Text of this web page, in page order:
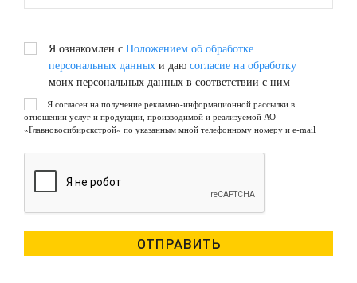
Я ознакомлен с Положением об обработке
персональных данных и даю согласие на обработку
моих персональных данных в соответствии с ним
Я согласен на получение рекламно-информационной рассылки в
отношении услуг и продукции, производимой и реализуемой АО
«Главновосибирскстрой» по указанным мной телефонному номеру и e-mail